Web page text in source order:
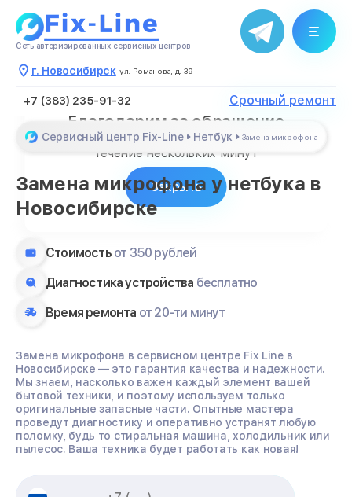
Сеть авторизированных сервисных центров
г. Новосибирск ул. Романова, д. 39
+7 (383) 235-91-32 Срочный ремонт
Сервисный центр Fix-Line Нетбук Замена микрофона
Замена микрофона у нетбука в
Новосибирске
Стоимость от 350 рублей
Диагностика устройства бесплатно
Время ремонта от 20-ти минут
Замена микрофона в сервисном центре Fix Line в
Новосибирске — это гарантия качества и надежности.
Мы знаем, насколько важен каждый элемент вашей
бытовой техники, и поэтому используем только
оригинальные запасные части. Опытные мастера
проведут диагностику и оперативно устранят любую
поломку, будь то стиральная машина, холодильник или
пылесос. Ваша техника будет работать как новая!
Благодарим за обращение
Менеджер свяжется с Вами в
течение нескольких минут
Закрыть